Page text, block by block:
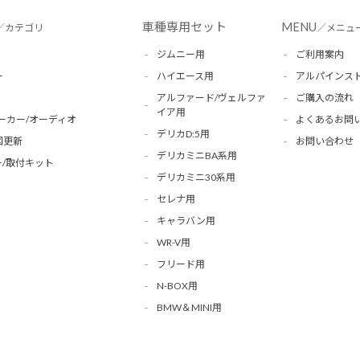
カテゴリ
カー/オーディオ
更新
取付キット
車種専用セット
ジムニー用
ハイエース用
アルファード/ヴェルファ
イア用
デリカD:5用
デリカミニBA系用
デリカミニ30系用
セレナ用
キャラバン用
WR-V用
フリード用
N-BOX用
BMW＆MINI用
MENU／メニュ
ご利用案内
アルパインス
ご購入の流れ
よくあるお問
お問い合わせ